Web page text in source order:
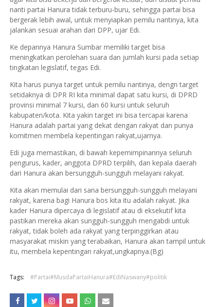
nanti partai Hanura tidak terburu-buru, sehingga partai bisa
bergerak lebih awal, untuk menyiapkan pemilu nantinya, kita
jalankan sesuai arahan dari DPP, ujar Edi.
Ke depannya Hanura Sumbar memiliki target bisa
meningkatkan perolehan suara dan jumlah kursi pada setiap
tingkatan legislatif, tegas Edi.
Kita harus punya target untuk pemilu nantinya, dengn target
setidaknya di DPR RI kita minimal dapat satu kursi, di DPRD
provinsi minimal 7 kursi, dan 60 kursi untuk seluruh
kabupaten/kota. Kita yakin target ini bisa tercapai karena
Hanura adalah partai yang dekat dengan rakyat dan punya
komitmen membela kepentingan rakyat,ujarnya.
Edi juga memastikan, di bawah kepemimpinannya seluruh
pengurus, kader, anggota DPRD terpilih, dan kepala daerah
dari Hanura akan bersungguh-sungguh melayani rakyat.
Kita akan memulai dari sana bersungguh-sungguh melayani
rakyat, karena bagi Hanura bos kita itu adalah rakyat. Jika
kader Hanura dipercaya di legislatif atau di eksekutif kita
pastikan mereka akan sungguh-sungguh mengabdi untuk
rakyat, tidak boleh ada rakyat yang terpinggirkan atau
masyarakat miskin yang terabaikan, Hanura akan tampil untuk
itu, membela kepentingan rakyat,ungkapnya.(Bg)
Tags: #Partai#MusdaPartaiHanura#EdiNaswany#politik